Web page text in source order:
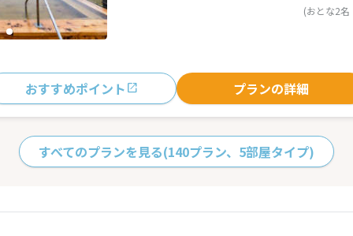
(おとな2
おすすめポイント プランの詳細
すべてのプランを見る(140プラン、5部屋タイプ)